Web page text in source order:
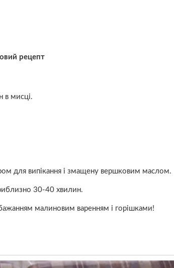
рецепт
в мисці.
для випікання і змащену вершковим маслом.
30-40 хвилин.
малиновим варенням і горішками!